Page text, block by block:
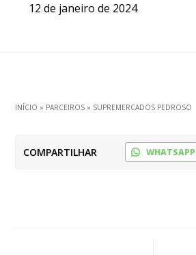
12 de janeiro de 2024
INÍCIO » PARCEIROS » SUPREMERCADOS PEDROSO
COMPARTILHAR WHATSAPP